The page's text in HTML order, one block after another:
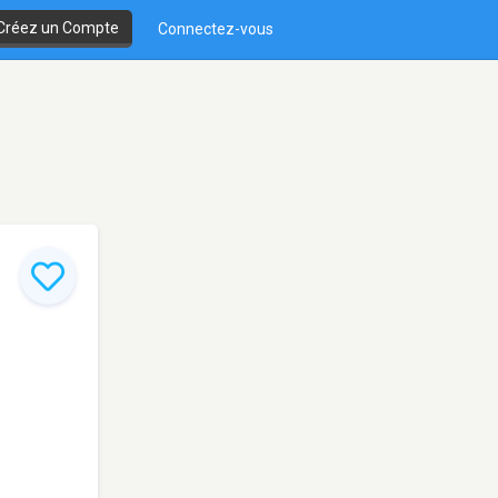
un Compte Connectez-vous